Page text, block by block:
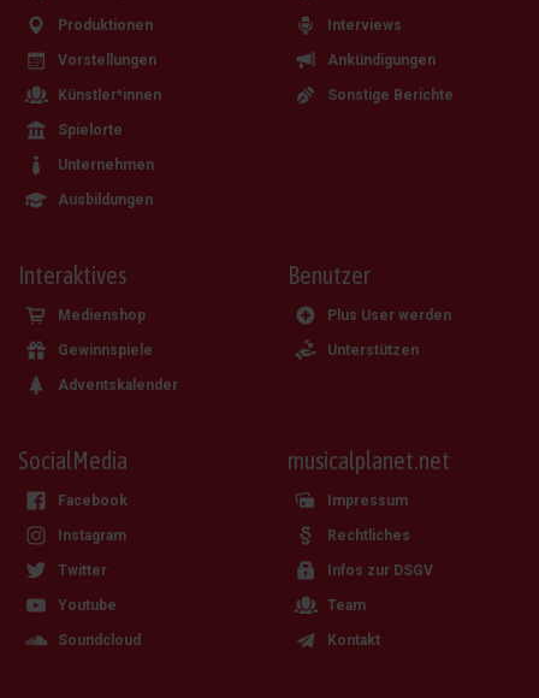
Produktionen
Vorstellungen
Künstler*innen
Spielorte
Unternehmen
Ausbildungen
Interviews
Ankündigungen
Sonstige Berichte
Interaktives
Medienshop
Gewinnspiele
Adventskalender
Benutzer
Plus User werden
Unterstützen
SocialMedia
Facebook
Instagram
Twitter
Youtube
Soundcloud
musicalplanet.net
Impressum
Rechtliches
Infos zur DSGV
Team
Kontakt